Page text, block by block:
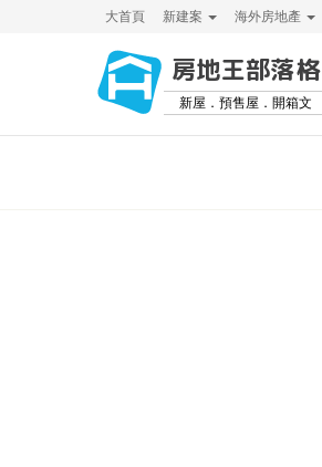
大首頁 新建案 海外房地產
房地王部落格
新屋．預售屋．開箱文